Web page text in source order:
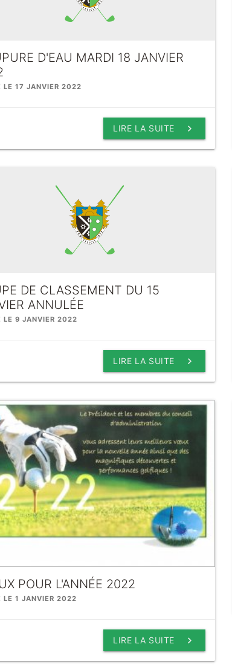
D'EAU MARDI 18 JANVIER
LE 17 JANVIER 2022
keyboard_arrow_right
LIRE LA SUITE
DE CLASSEMENT DU 15
ANNULÉE
LE 9 JANVIER 2022
keyboard_arrow_right
LIRE LA SUITE
POUR L'ANNÉE 2022
LE 1 JANVIER 2022
keyboard_arrow_right
LIRE LA SUITE